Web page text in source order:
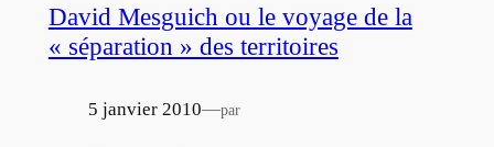
David Mesguich ou le voyage de la
« séparation » des territoires
5 janvier 2010—par